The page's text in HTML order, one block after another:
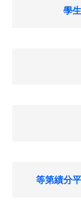
學
等第績分